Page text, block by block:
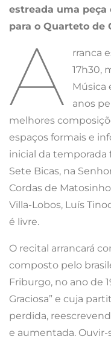
estreada uma peça
para o Quarteto de
A
rranca
17h30,
Música
anos
melhores
espaços formais e
inicial da temporada
Sete Bicas, na
Cordas de
Villa-Lobos, Luís
é livre.
O recital arrancará
composto pelo
Friburgo, no ano de
Graciosa” e cuja
perdida,
e aumentada. Ouvir-